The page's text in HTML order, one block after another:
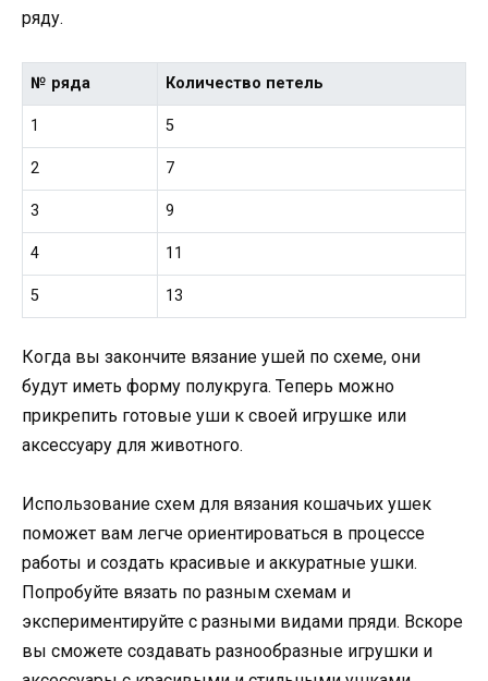
ряду.
№ ряда Количество петель
1 5
2 7
3 9
4 11
5 13
Когда вы закончите вязание ушей по схеме, они
будут иметь форму полукруга. Теперь можно
прикрепить готовые уши к своей игрушке или
аксессуару для животного.
Использование схем для вязания кошачьих ушек
поможет вам легче ориентироваться в процессе
работы и создать красивые и аккуратные ушки.
Попробуйте вязать по разным схемам и
экспериментируйте с разными видами пряди. Вскоре
вы сможете создавать разнообразные игрушки и